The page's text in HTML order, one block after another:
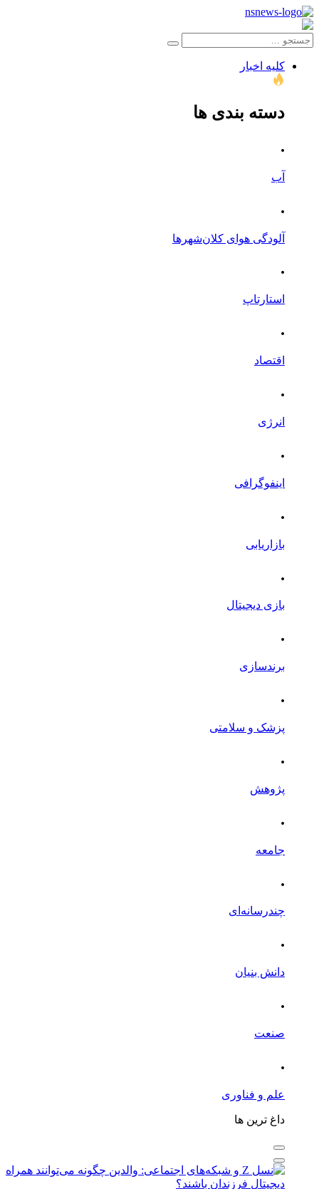
کلیه اخبار
دسته بندی ها
.
آب
.
آلودگی هوای کلان‌شهرها
.
استارتاپ
.
اقتصاد
.
انرژی
.
اینفوگرافی
.
بازاریابی
.
بازی دیجیتال
.
برندسازی
.
پزشک و سلامتی
.
پژوهش
.
جامعه
.
چندرسانه‌ای
.
دانش بنیان
.
صنعت
.
علم و فناوری
داغ ترین ها